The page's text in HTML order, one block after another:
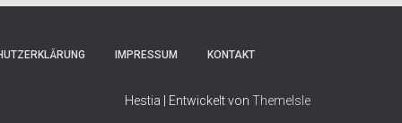
IMPRESSUM KONTAKT
Hestia | Entwickelt von ThemeIsle